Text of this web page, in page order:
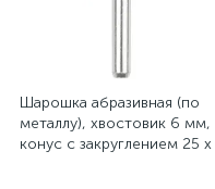
Шарошка абразивная (по
металлу), хвостовик 6 мм,
конус с закруглением 25 х